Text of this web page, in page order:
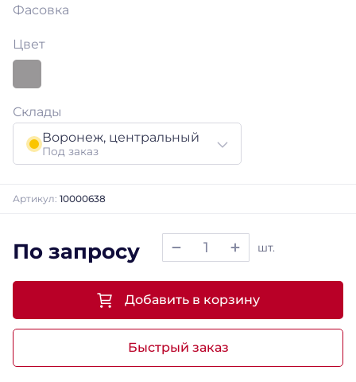
Фасовка
Цвет
Склады
Воронеж, центральный
Под заказ
Артикул: 10000638
По запросу шт.
Быстрый заказ
Добавить в корзину